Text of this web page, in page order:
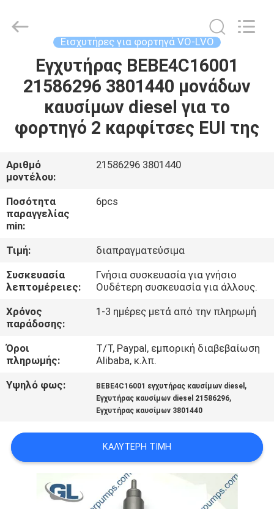
ΣΠΊΤΙ
ΠΡΟΪΌΝΤΑ
ΒΊΝΤΕΟ
ΣΧΕΤΙΚΆ
ΜΕ
ΕΜΆΣ
ΣΤΟ
ΕΡΓΟΣΤΆΣΙΟ
ΈΛΕΓΧΟΣ
ΠΟΙΌΤΗΤΑΣ
ΠΡΟΣΦΟΡΆ
SITEMAP
Parts
Εισχυτήρες για φορτηγά VO-LVO
Εγχυτήρας BEBE4C16001
21586296 3801440 μονάδων
καυσίμων diesel για το
φορτηγό 2 καρφίτσες EUI της
Αριθμό
μοντέλου:
21586296 3801440
Ποσότητα
παραγγελίας
min:
6pcs
Τιμή:
διαπραγματεύσιμα
Συσκευασία
λεπτομέρειες:
Γνήσια συσκευασία για γνήσιο
Ουδέτερη συσκευασία για άλλους.
Χρόνος
παράδοσης:
1-3 ημέρες μετά από την πληρωμή
Όροι
πληρωμής:
T/T, Paypal, εμπορική διαβεβαίωση
Alibaba, κ.λπ.
Υψηλό φως:
BEBE4C16001 εγχυτήρας καυσίμων diesel ,
Εγχυτήρας καυσίμων diesel 21586296,
Εγχυτήρας καυσίμων 3801440
ΚΑΛΎΤΕΡΗ ΤΙΜΉ